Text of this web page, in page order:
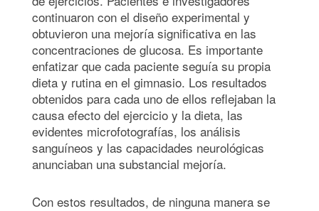
continuaron con el diseño experimental y
obtuvieron una mejoría significativa en las
concentraciones de glucosa. Es importante
enfatizar que cada paciente seguía su propia
dieta y rutina en el gimnasio. Los resultados
obtenidos para cada uno de ellos reflejaban la
causa efecto del ejercicio y la dieta, las
evidentes microfotografías, los análisis
sanguíneos y las capacidades neurológicas
anunciaban una substancial mejoría.
Con estos resultados, de ninguna manera se